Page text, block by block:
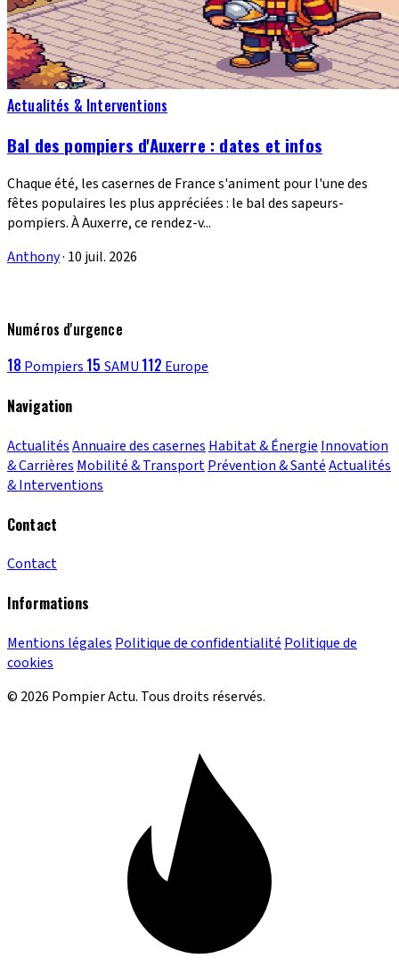
Actualités & Interventions
Bal des pompiers d'Auxerre : dates et infos
Chaque été, les casernes de France s'animent pour l'une des
fêtes populaires les plus appréciées : le bal des sapeurs-
pompiers. À Auxerre, ce rendez-v...
Anthony· 10 juil. 2026
Numéros d'urgence
18 Pompiers 15 SAMU 112 Europe
Navigation
ActualitésAnnuaire des casernes Habitat & Énergie Innovation
& Carrières Mobilité & TransportPrévention & SantéActualités
& Interventions
Contact
Contact
Informations
Mentions légales Politique de confidentialité Politique de
cookies
© 2026 Pompier Actu. Tous droits réservés.